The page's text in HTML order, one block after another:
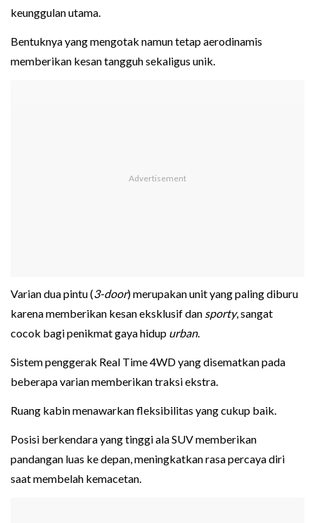
keunggulan utama.
Bentuknya yang mengotak namun tetap aerodinamis
memberikan kesan tangguh sekaligus unik.
Varian dua pintu (3-door) merupakan unit yang paling diburu
karena memberikan kesan eksklusif dan sporty, sangat
cocok bagi penikmat gaya hidup urban.
Sistem penggerak Real Time 4WD yang disematkan pada
beberapa varian memberikan traksi ekstra.
Ruang kabin menawarkan fleksibilitas yang cukup baik.
Posisi berkendara yang tinggi ala SUV memberikan
pandangan luas ke depan, meningkatkan rasa percaya diri
saat membelah kemacetan.